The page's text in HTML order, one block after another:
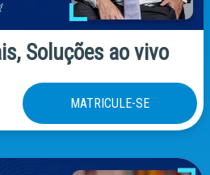
Soluções ao vivo